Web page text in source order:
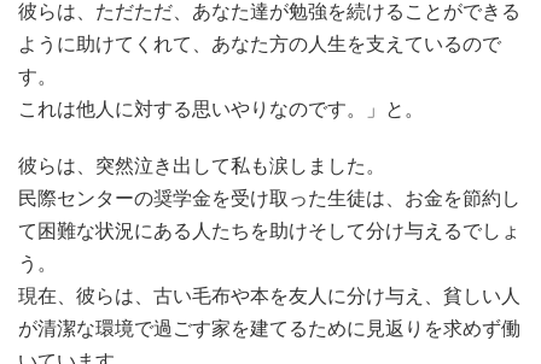
彼らは、ただただ、あなた達が勉強を続けることができる
ように助けてくれて、あなた方の人生を支えているので
す。
これは他人に対する思いやりなのです。」と。
彼らは、突然泣き出して私も涙しました。
民際センターの奨学金を受け取った生徒は、お金を節約し
て困難な状況にある人たちを助けそして分け与えるでしょ
う。
現在、彼らは、古い毛布や本を友人に分け与え、貧しい人
が清潔な環境で過ごす家を建てるために見返りを求めず働